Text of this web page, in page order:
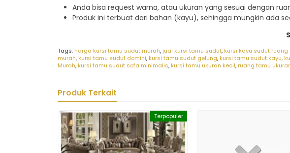
Anda bisa request warna, atau ukuran yang sesuai dengan
Produk ini terbuat dari bahan (kayu), sehingga mungkin ada
Tags: harga kursi tamu sudut murah, jual kursi tamu sudut, kursi kayu sudut ruang
murah, kursi tamu sudut domini, kursi tamu sudut gelung, kursi tamu sudut kayu,
Murah, kursi tamu sudut sofa minimalis, kursi tamu ukuran kecil, ruang tamu
Produk Terkait
Terpopuler